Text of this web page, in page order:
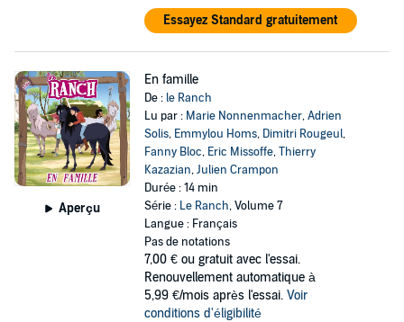
Essayez Standard gratuitement
Aperçu
En famille
De : le Ranch
Lu par : Marie Nonnenmacher,Adrien
Solis, Emmylou Homs, Dimitri Rougeul,
Fanny Bloc, Eric Missoffe,Thierry
Kazazian,Julien Crampon
Durée : 14 min
Série : Le Ranch, Volume 7
Langue : Français
Pas de notations
7,00 € ou gratuit avec l'essai.
Renouvellement automatique à
5,99 €/mois après l'essai. Voir
conditions d'éligibilité